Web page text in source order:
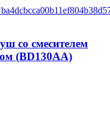
со смесителем
(BD130AA)